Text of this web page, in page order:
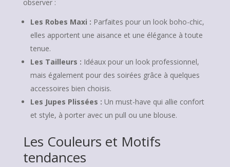
observer :
Les Robes Maxi : Parfaites pour un look boho-chic,
elles apportent une aisance et une élégance à toute
tenue.
Les Tailleurs : Idéaux pour un look professionnel,
mais également pour des soirées grâce à quelques
accessoires bien choisis.
Les Jupes Plissées : Un must-have qui allie confort
et style, à porter avec un pull ou une blouse.
Les Couleurs et Motifs
tendances